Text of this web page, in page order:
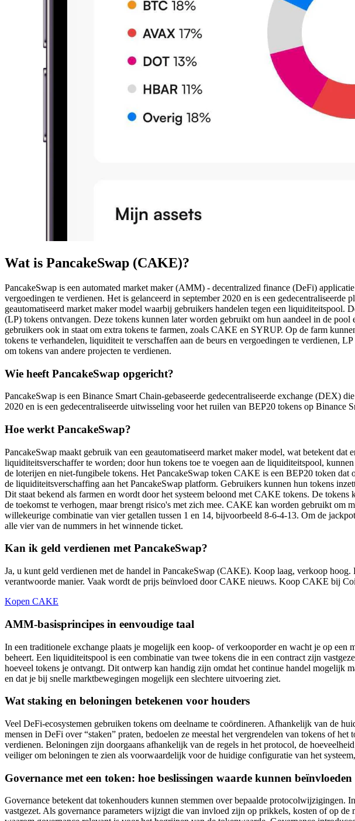
Wat is PancakeSwap (CAKE)?
PancakeSwap is een automated market maker (AMM) - decentralized finance (DeFi)
vergoedingen te verdienen. Het is gelanceerd in september 2020 en is een
geautomatiseerd market maker model waarbij gebruikers handelen tegen een
(LP) tokens ontvangen. Deze tokens kunnen later worden gebruikt om hun aandeel in de
gebruikers ook in staat om extra tokens te farmen, zoals CAKE en SYRUP. Op de farm
tokens te verhandelen, liquiditeit te verschaffen aan de beurs en vergoedingen te
om tokens van andere projecten te verdienen.
Wie heeft PancakeSwap opgericht?
PancakeSwap is een Binance Smart Chain-gebaseerde gedecentraliseerde exchange (DEX)
2020 en is een gedecentraliseerde uitwisseling voor het ruilen van BEP20 tokens op Binance
Hoe werkt PancakeSwap?
PancakeSwap maakt gebruik van een geautomatiseerd market maker model, wat betekent
liquiditeitsverschaffer te worden; door hun tokens toe te voegen aan de liquiditeitspool,
de loterijen en niet-fungibele tokens. Het PancakeSwap token CAKE is een BEP20 token
de liquiditeitsverschaffing aan het PancakeSwap platform. Gebruikers kunnen hun tokens
Dit staat bekend als farmen en wordt door het systeem beloond met CAKE tokens. De
de toekomst te verhogen, maar brengt risico's met zich mee. CAKE kan worden gebruikt om
willekeurige combinatie van vier getallen tussen 1 en 14, bijvoorbeeld 8-6-4-13. Om de
alle vier van de nummers in het winnende ticket.
Kan ik geld verdienen met PancakeSwap?
Ja, u kunt geld verdienen met de handel in PancakeSwap (CAKE). Koop laag, verkoop
verantwoorde manier. Vaak wordt de prijs beïnvloed door CAKE nieuws. Koop CAKE bij
Kopen CAKE
AMM-basisprincipes in eenvoudige taal
In een traditionele exchange plaats je mogelijk een koop- of verkooporder en wacht je op
beheert. Een liquiditeitspool is een combinatie van twee tokens die in een contract zijn
hoeveel tokens je ontvangt. Dit ontwerp kan handig zijn omdat het continue handel mogelijk
en dat je bij snelle marktbewegingen mogelijk een slechtere uitvoering ziet.
Wat staking en beloningen betekenen voor houders
Veel DeFi-ecosystemen gebruiken tokens om deelname te coördineren. Afhankelijk van de
mensen in DeFi over “staken” praten, bedoelen ze meestal het vergrendelen van tokens of
verdienen. Beloningen zijn doorgaans afhankelijk van de regels in het protocol, de
veiliger om beloningen te zien als voorwaardelijk voor de huidige configuratie van het
Governance met een token: hoe beslissingen waarde kunnen beïnvloeden
Governance betekent dat tokenhouders kunnen stemmen over bepaalde protocolwijzigingen.
vastgezet. Als governance parameters wijzigt die van invloed zijn op prikkels, kosten of op